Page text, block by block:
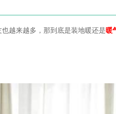
越来越多， 那到底是装地暖还是暖